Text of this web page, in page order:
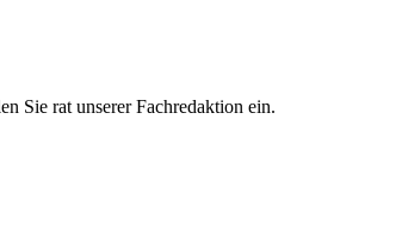
Sie rat unserer Fachredaktion ein.